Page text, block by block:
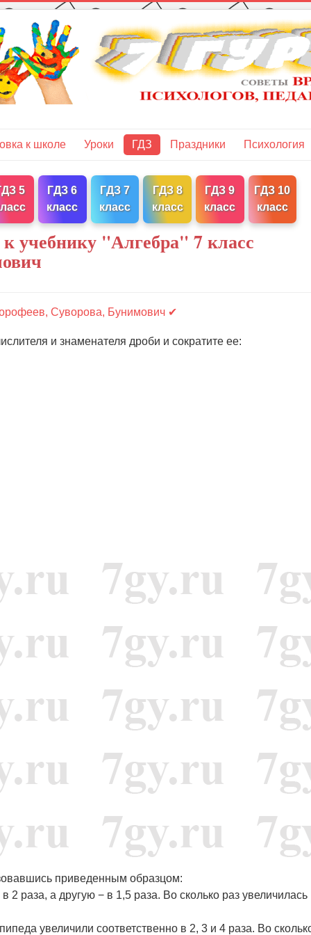
к школе Уроки ГДЗ Праздники Психология
5
ГДЗ 6
класс
ГДЗ 7
класс
ГДЗ 8
класс
ГДЗ 9
класс
ГДЗ 10
класс
учебнику "Алгебра" 7 класс
Суворова, Бунимович ✔
и знаменателя дроби и сократите ее:
)= 3k 2n
23 c
= 2m
приведенным образцом:
2 раза, а другую − в 1,5 раза. Во сколько раз увеличилась
увеличили соответственно в 2, 3 и 4 раза. Во